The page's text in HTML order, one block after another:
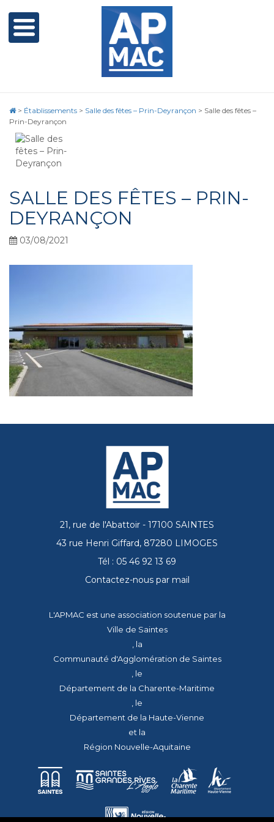
> Établissements > Salle des fêtes – Prin-Deyrançon > Salle des fêtes –
Prin-Deyrançon
SALLE DES FÊTES – PRIN-
DEYRANÇON
03/08/2021
21, rue de l'Abattoir - 17100 SAINTES
43 rue Henri Giffard, 87280 LIMOGES
Tél : 05 46 92 13 69
Contactez-nous par mail
L'APMAC est une association soutenue par la
Ville de Saintes
, la
Communauté d'Agglomération de Saintes
, le
Département de la Charente-Maritime
, le
Département de la Haute-Vienne
et la
Région Nouvelle-Aquitaine